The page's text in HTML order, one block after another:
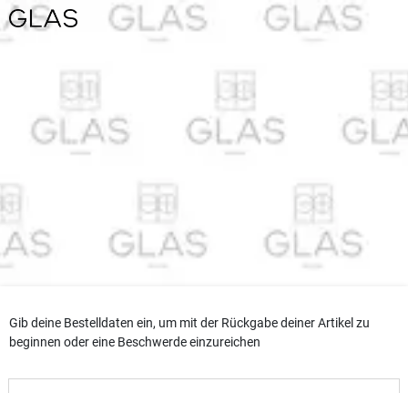
Gib deine Bestelldaten ein, um mit der Rückgabe deiner Artikel zu
beginnen oder eine Beschwerde einzureichen